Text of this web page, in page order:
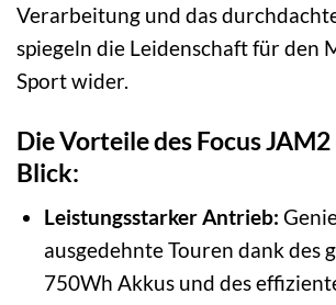
Verarbeitung und das
spiegeln die Leidenschaft für den
Sport wider.
Die Vorteile des Focus
Blick:
Leistungsstarker Antrieb:
ausgedehnte Touren dank des
750Wh Akkus und des